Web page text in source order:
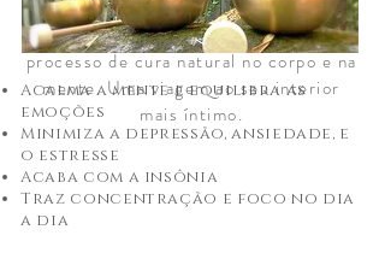
O cenário perfeito para apoiar o
processo de cura natural no corpo e na
mente. Uma viagem ao seu interior
mais íntimo.
Acalma a mente e equilibra as
emoções
Minimiza a depressão, ansiedade, e
o estresse
Acaba com a insônia
Traz concentração e foco no dia
a dia